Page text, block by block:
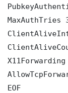
MaxAuthTries
X11Forwarding
EOF